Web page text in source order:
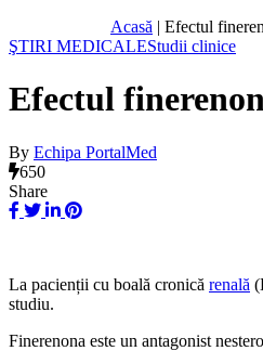
Acasă | Efectul
ŞTIRI MEDICALEStudii clinice
Efectul
By Echipa PortalMed
650
Share
La pacienții cu boală cronică renală
studiu.
Finerenona este un antagonist